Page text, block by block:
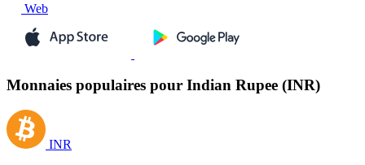
Web
Monnaies populaires pour Indian Rupee (INR)
INR